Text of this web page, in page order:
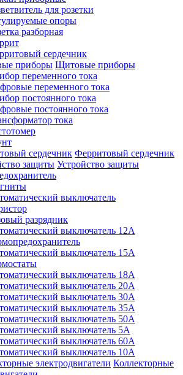
для розетки
опоры
разборная
сердечник
Щитовые приборы
переменного тока
переменного тока
постоянного тока
постоянного тока
тока
Ферритовый сердечник
Устройство защиты
выключатель
разрядник
выключатель 12А
выключатель 15А
выключатель 18А
выключатель 20А
выключатель 30А
выключатель 35А
выключатель 50А
выключатель 5А
выключатель 60А
выключатель 10А
Коллекторные